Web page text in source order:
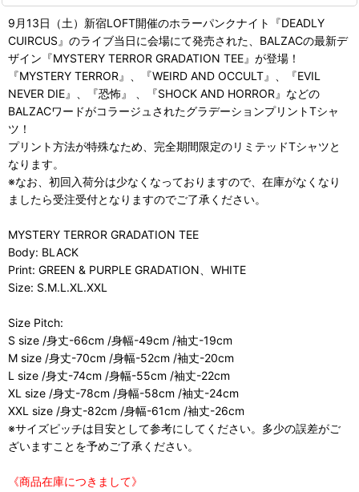
9月13日（土）新宿LOFT開催のホラーパンクナイト『DEADLY
CUIRCUS』のライブ当日に会場にて発売された、BALZACの最新デ
ザイン『MYSTERY TERROR GRADATION TEE』が登場！
『MYSTERY TERROR』、『WEIRD AND OCCULT』、『EVIL
NEVER DIE』、『恐怖』 、『SHOCK AND HORROR』などの
BALZACワードがコラージュされたグラデーションプリントTシャ
ツ！
プリント方法が特殊なため、完全期間限定のリミテッドTシャツと
なります。
※なお、初回入荷分は少なくなっておりますので、在庫がなくなり
ましたら受注受付となりますのでご了承ください。
MYSTERY TERROR GRADATION TEE
Body: BLACK
Print: GREEN & PURPLE GRADATION、WHITE
Size: S.M.L.XL.XXL
Size Pitch:
S size /身丈-66cm /身幅-49cm /袖丈-19cm
M size /身丈-70cm /身幅-52cm /袖丈-20cm
L size /身丈-74cm /身幅-55cm /袖丈-22cm
XL size /身丈-78cm /身幅-58cm /袖丈-24cm
XXL size /身丈-82cm /身幅-61cm /袖丈-26cm
※サイズピッチは目安として参考にしてください。多少の誤差がご
ざいますことを予めご了承ください。
《商品在庫につきまして》